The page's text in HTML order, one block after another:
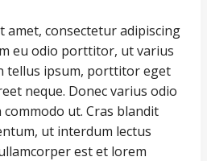
amet, consectetur adipiscing
eu odio porttitor, ut varius
tellus ipsum, porttitor eget
neque. Donec varius odio
ut. Cras blandit
ut interdum lectus
est et lorem